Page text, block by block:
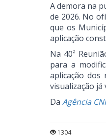
A demora na
de 2026. No
que os
aplicação
Na 40ª
para a
aplicação dos
visualização já
Da Agência
1304